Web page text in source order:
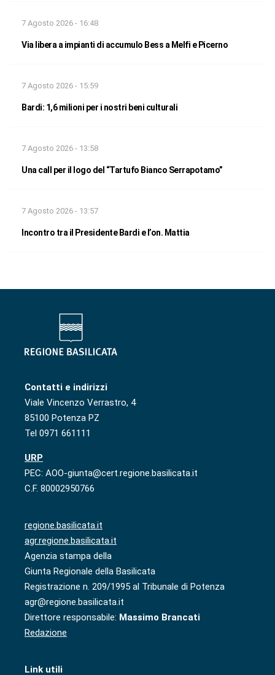
7 Agosto 2026 - 16:48
Via libera a impianti di accumulo Bess a Melfi e Picerno
7 Agosto 2026 - 15:59
Bardi: 1,6 milioni per i nostri beni culturali
7 Agosto 2026 - 13:58
Una call per il logo del “Tartufo Bianco Serrapotamo”
7 Agosto 2026 - 13:57
Incontro tra il Presidente Bardi e l’on. Mattia
Contatti e indirizzi
Viale Vincenzo Verrastro, 4
85100 Potenza PZ
Tel 0971 661111
URP
PEC: AOO-giunta@cert.regione.basilicata.it
C.F. 80002950766
regione.basilicata.it
agr.regione.basilicata.it
Agenzia stampa della
Giunta Regionale della Basilicata
Registrazione n. 209/1995 al Tribunale di Potenza
agr@regione.basilicata.it
Direttore responsabile: Massimo Brancati
Redazione
Link utili